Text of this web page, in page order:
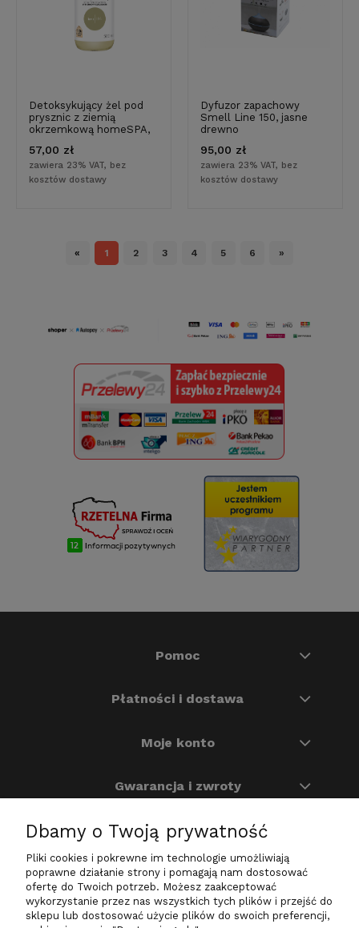
Detoksykujący żel pod
prysznic z ziemią
okrzemkową homeSPA,
pochodzenie składników
57,00 zł
zawiera 23% VAT, bez
kosztów dostawy
Dyfuzor zapachowy
Smell Line 150, jasne
drewno
95,00 zł
zawiera 23% VAT, bez
kosztów dostawy
« 1 2 3 4 5 6 »
Pomoc
Płatności i dostawa
Moje konto
Gwarancja i zwroty
O nas
Na skróty
Dbamy o Twoją prywatność
Pliki cookies i pokrewne im technologie umożliwiają
poprawne działanie strony i pomagają nam dostosować
ofertę do Twoich potrzeb. Możesz zaakceptować
wykorzystanie przez nas wszystkich tych plików i przejść do
sklepu lub dostosować użycie plików do swoich preferencji,